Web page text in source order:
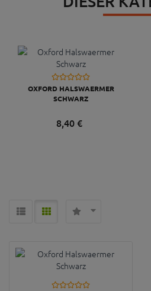
OXFORD HALSWAERMER
SCHWARZ
8,40€